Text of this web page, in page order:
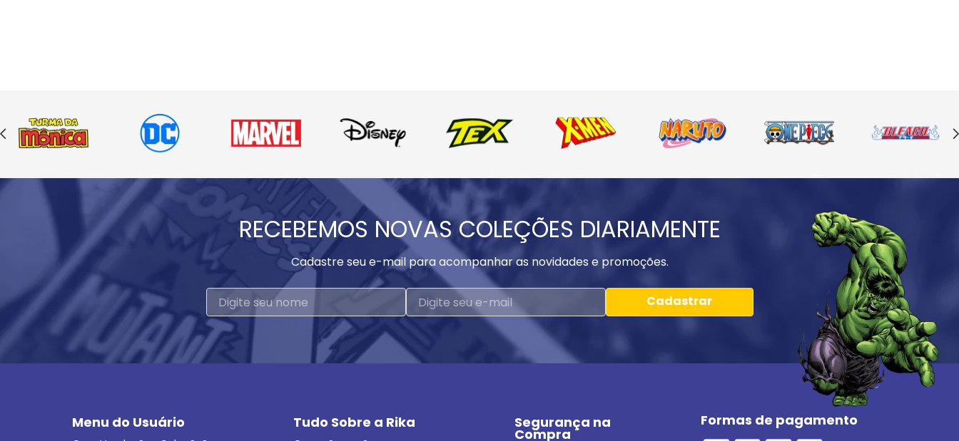
RECEBEMOS NOVAS COLEÇÕES DIARIAMENTE
Cadastre seu e-mail para acompanhar as novidades e promoções.
Cadastrar
Menu do Usuário Tudo Sobre a Rika Segurança na
Compra
Formas de pagamento